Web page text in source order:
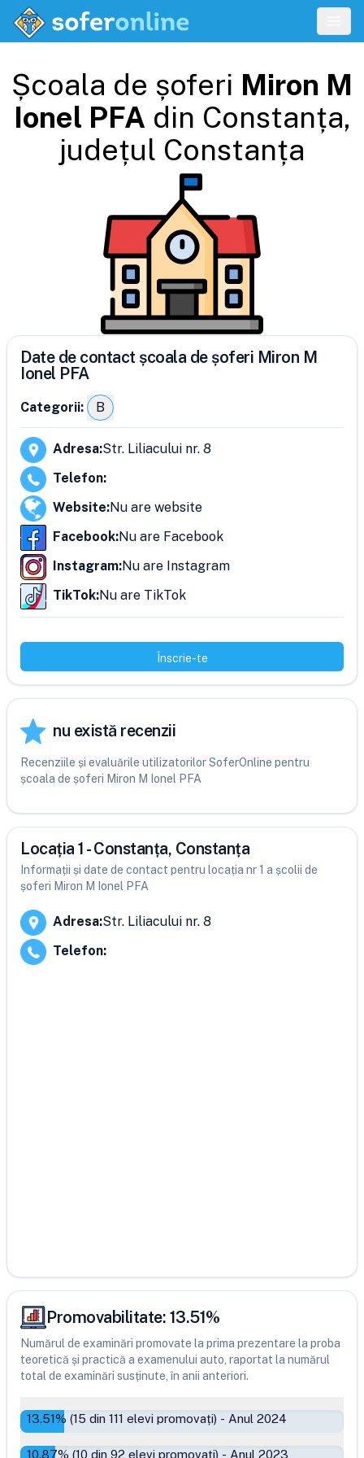
Școala de șoferi Miron M
Ionel PFA din Constanța,
județul Constanța
Date de contact școala de șoferi Miron M
Ionel PFA
Categorii: B
Adresa:Str. Liliacului nr. 8
Telefon:
Website:Nu are website
Facebook:Nu are Facebook
Instagram:Nu are Instagram
TikTok:Nu are TikTok
Înscrie-te
nu există recenzii
Recenziile și evaluările utilizatorilor SoferOnline pentru
școala de șoferi Miron M Ionel PFA
Locația 1 - Constanța, Constanța
Informații și date de contact pentru locația nr 1 a școlii de
șoferi Miron M Ionel PFA
Adresa:Str. Liliacului nr. 8
Telefon:
Promovabilitate: 13.51%
Numărul de examinări promovate la prima prezentare la proba
teoretică și practică a examenului auto, raportat la numărul
total de examinări susținute, în anii anteriori.
13.51% (15 din 111 elevi promovați) - Anul 2024
10.87% (10 din 92 elevi promovați) - Anul 2023